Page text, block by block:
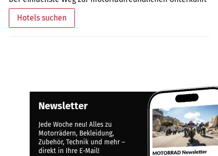
Hotels suchen
Newsletter
Jede Woche neu! Alles zu
Motorrädern, Bekleidung,
Zubehör, Technik und mehr –
direkt in Ihre E-Mail!